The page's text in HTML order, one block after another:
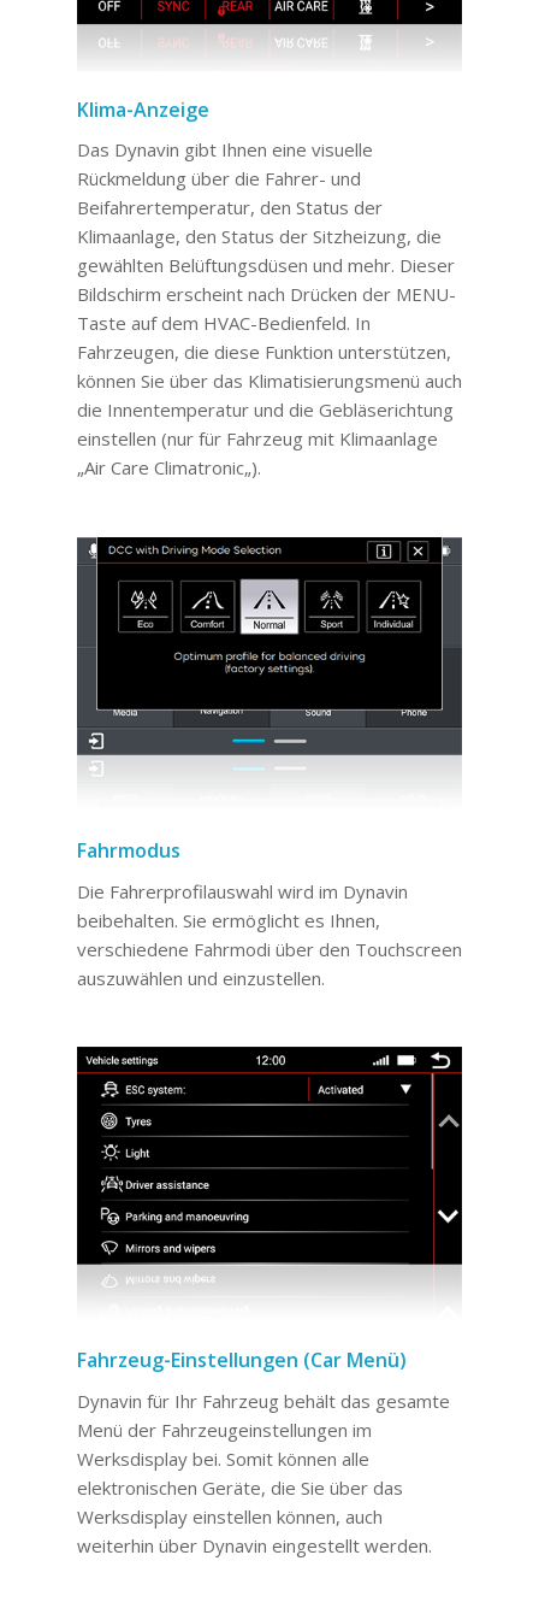
Klima-Anzeige
Das Dynavin gibt Ihnen eine visuelle
Rückmeldung über die Fahrer- und
Beifahrertemperatur, den Status der
Klimaanlage, den Status der Sitzheizung, die
gewählten Belüftungsdüsen und mehr. Dieser
Bildschirm erscheint nach Drücken der MENU-
Taste auf dem HVAC-Bedienfeld. In
Fahrzeugen, die diese Funktion unterstützen,
können Sie über das Klimatisierungsmenü auch
die Innentemperatur und die Gebläserichtung
einstellen (nur für Fahrzeug mit Klimaanlage
„Air Care Climatronic„).
Fahrmodus
Die Fahrerprofilauswahl wird im Dynavin
beibehalten. Sie ermöglicht es Ihnen,
verschiedene Fahrmodi über den Touchscreen
auszuwählen und einzustellen.
Fahrzeug-Einstellungen (Car Menü)
Dynavin für Ihr Fahrzeug behält das gesamte
Menü der Fahrzeugeinstellungen im
Werksdisplay bei. Somit können alle
elektronischen Geräte, die Sie über das
Werksdisplay einstellen können, auch
weiterhin über Dynavin eingestellt werden.